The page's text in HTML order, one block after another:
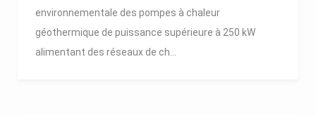
environnementale des pompes à chaleur
géothermique de puissance supérieure à 250 kW
alimentant des réseaux de ch...